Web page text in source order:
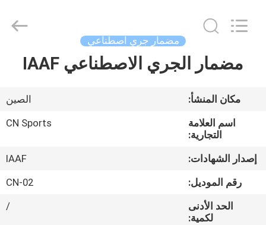
مسكن
منتجات
معلومات
عنا
جولة
Materials
مضمار جري اصطناعي
مضمار الجري الاصطناعي IAAF
مكان المنشأ:
الصين
اسم العلامة
التجارية:
CN Sports
إصدار الشهادات:
IAAF
رقم الموديل:
CN-02
الحد الأدنى
لكمية:
/